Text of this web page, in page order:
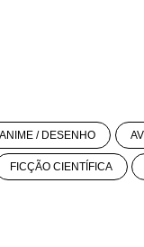
ANIME / DESENHO
FICÇÃO CIENTÍFICA